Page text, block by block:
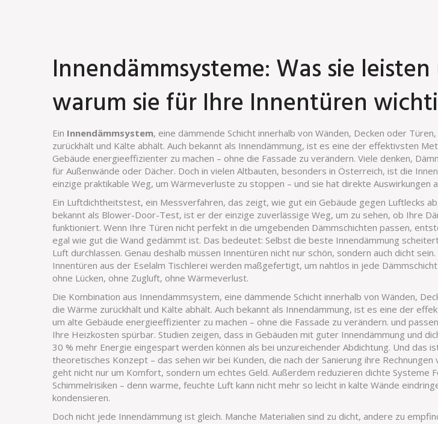
Innendämmsysteme: Was sie
warum sie für Ihre Innentüren
Ein Innendämmsystem, eine dämmende Schicht innerhalb von Wänden, Decken oder
zurückhält und Kälte abhält. Auch bekannt als Innendämmung, ist es eine der effektivsten
Gebäude energieeffizienter zu machen – ohne die Fassade zu verändern. Viele denken,
für Außenwände oder Dächer. Doch in vielen Altbauten, besonders in Österreich, ist die
einzige praktikable Weg, um Wärmeverluste zu stoppen – und sie hat direkte Auswirkungen
Ein Luftdichtheitstest, ein Messverfahren, das zeigt, wie gut ein Gebäude gegen Luftlecks
bekannt als Blower-Door-Test, ist er der einzige zuverlässige Weg, um zu sehen, ob Ihre
funktioniert. Wenn Ihre Türen nicht perfekt in die umgebenden Dämmschichten passen,
egal wie gut die Wand gedämmt ist. Das bedeutet: Selbst die beste Innendämmung
Luft durchlassen. Genau deshalb müssen Innentüren nicht nur schön, sondern auch dicht
Innentüren aus der Eselalm Tischlerei werden maßgefertigt, um nahtlos in jede
ohne Lücken, ohne Zugluft, ohne Wärmeverlust.
Die Kombination aus Innendämmsystem, eine dämmende Schicht innerhalb von Wänden,
die Wärme zurückhält und Kälte abhält. Auch bekannt als Innendämmung, ist es eine der
um alte Gebäude energieeffizienter zu machen – ohne die Fassade zu verändern. und
Ihre Heizkosten spürbar. Studien zeigen, dass in Gebäuden mit guter Innendämmung und
30 % mehr Energie eingespart werden können als bei unzureichender Abdichtung. Und das
theoretisches Konzept – das sehen wir bei Kunden, die nach der Sanierung ihre Rechnungen
geht nicht nur um Komfort, sondern um echtes Geld. Außerdem reduzieren dichte Systeme
Schimmelrisiken – denn warme, feuchte Luft kann nicht mehr so leicht in kalte Wände
kondensieren.
Doch nicht jede Innendämmung ist gleich. Manche Materialien sind zu dicht, andere zu